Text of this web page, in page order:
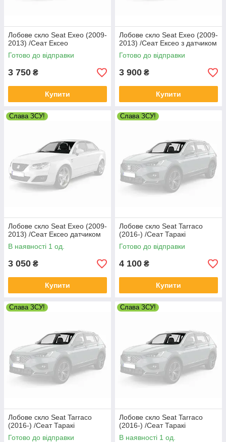
Лобове скло Seat Exeo (2009-
2013) /Сеат Ексео
Готово до відправки
3 750 ₴
Купити
Лобове скло Seat Exeo (2009-
2013) /Сеат Ексео з датчиком
Готово до відправки
3 900 ₴
Купити
Слава ЗСУ!
Лобове скло Seat Exeo (2009-
2013) /Сеат Ексео датчиком
В наявності 1 од.
3 050 ₴
Купити
Слава ЗСУ!
Лобове скло Seat Tarraco
(2016-) /Сеат Таракі
Готово до відправки
4 100 ₴
Купити
Слава ЗСУ!
Лобове скло Seat Tarraco
(2016-) /Сеат Таракі
Готово до відправки
Слава ЗСУ!
Лобове скло Seat Tarraco
(2016-) /Сеат Таракі
В наявності 1 од.